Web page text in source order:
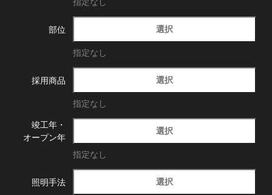
部位 選択
指定なし
採用商品 選択
指定なし
竣工年・
オープン年
選択
指定なし
照明手法 選択